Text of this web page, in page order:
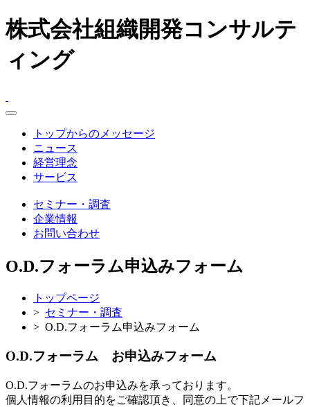
株式会社組織開発コンサルテ
ィング
toggle
navigationトップからのメッセージ
ニュース
経営理念
サービス
セミナー・調査
企業情報
お問い合わせ
O.D.フォーラム申込みフォーム
トップページ
> セミナー・調査
> O.D.フォーラム申込みフォーム
O.D.フォーラム お申込みフォーム
O.D.フォーラムのお申込みを承っております。
個人情報の利用目的をご確認頂き、同意の上で下記メールフ